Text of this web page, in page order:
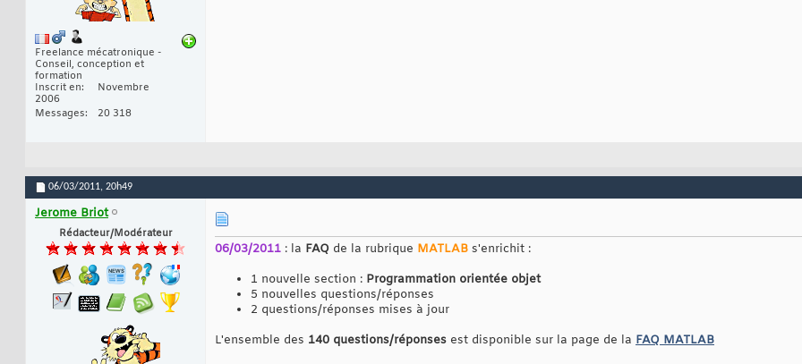
Freelance mécatronique -
Conseil, conception et
formation
Inscrit en
Novembre
2006
Messages
20 318
06/03/2011, 20h49
Jerome Briot
Rédacteur/Modérateur
06/03/2011 : la FAQ de la rubrique MATLAB s'enrichit :
1 nouvelle section : Programmation orientée objet
5 nouvelles questions/réponses
2 questions/réponses mises à jour
L'ensemble des 140 questions/réponses est disponible sur la page de la FAQ MATLAB